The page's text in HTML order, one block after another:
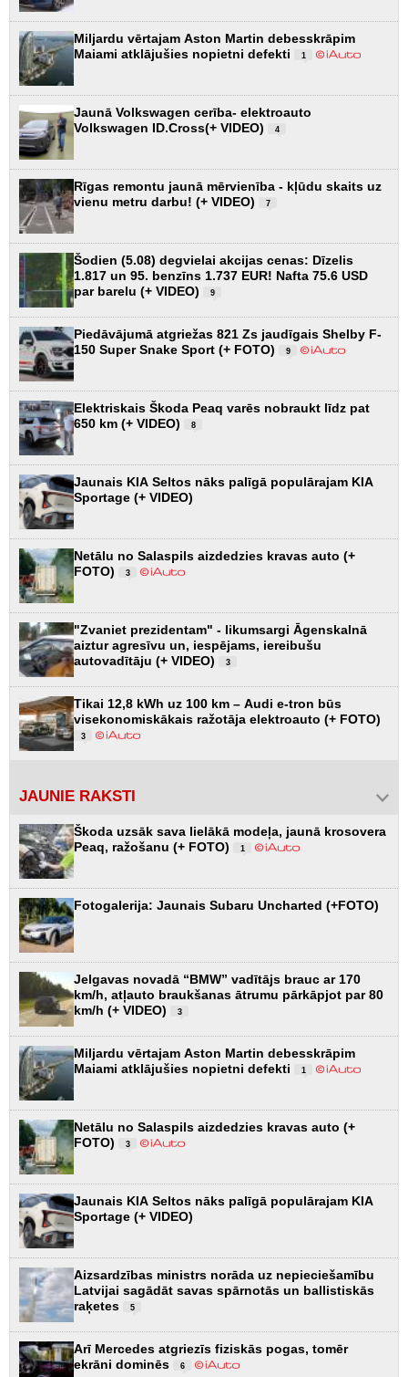
Miljardu vērtajam Aston Martin debesskrāpim
Maiami atklājušies nopietni defekti
1
Jaunā Volkswagen cerība- elektroauto
Volkswagen ID.Cross(+ VIDEO)
4
Rīgas remontu jaunā mērvienība - kļūdu skaits uz
vienu metru darbu! (+ VIDEO)
7
Šodien (5.08) degvielai akcijas cenas: Dīzelis
1.817 un 95. benzīns 1.737 EUR! Nafta 75.6 USD
par barelu (+ VIDEO)
9
Piedāvājumā atgriežas 821 Zs jaudīgais Shelby F-
150 Super Snake Sport (+ FOTO)
9
Elektriskais Škoda Peaq varēs nobraukt līdz pat
650 km (+ VIDEO)
8
Jaunais KIA Seltos nāks palīgā populārajam KIA
Sportage (+ VIDEO)
Netālu no Salaspils aizdedzies kravas auto (+
FOTO)
3
"Zvaniet prezidentam" - likumsargi Āgenskalnā
aiztur agresīvu un, iespējams, iereibušu
autovadītāju (+ VIDEO)
3
Tikai 12,8 kWh uz 100 km – Audi e-tron būs
visekonomiskākais ražotāja elektroauto (+ FOTO)
3
JAUNIE RAKSTI
Škoda uzsāk sava lielākā modeļa, jaunā krosovera
Peaq, ražošanu (+ FOTO)
1
Fotogalerija: Jaunais Subaru Uncharted (+FOTO)
Jelgavas novadā “BMW” vadītājs brauc ar 170
km/h, atļauto braukšanas ātrumu pārkāpjot par 80
km/h (+ VIDEO)
3
Miljardu vērtajam Aston Martin debesskrāpim
Maiami atklājušies nopietni defekti
1
Netālu no Salaspils aizdedzies kravas auto (+
FOTO)
3
Jaunais KIA Seltos nāks palīgā populārajam KIA
Sportage (+ VIDEO)
Aizsardzības ministrs norāda uz nepieciešamību
Latvijai sagādāt savas spārnotās un ballistiskās
raķetes
5
Arī Mercedes atgriezīs fiziskās pogas, tomēr
ekrāni dominēs
6